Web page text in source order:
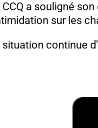
CCQ a souligné
sur les
situation continue